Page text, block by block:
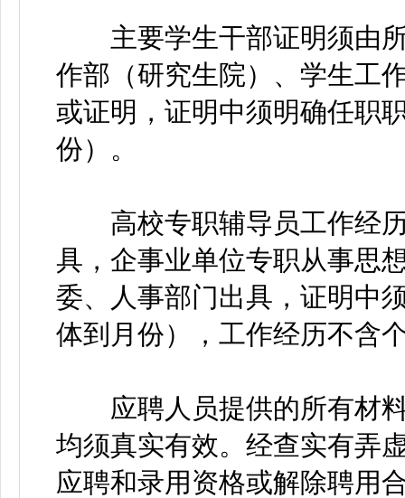
主要学生干部证明须由所
作部（研究生院）、学生工
或证明，证明中须明确任职
份）。
高校专职辅导员工作经历
具，企事业单位专职从事思
委、人事部门出具，证明中
体到月份），工作经历不含
应聘人员提供的所有材料
均须真实有效。经查实有弄
应聘和录用资格或解除聘用